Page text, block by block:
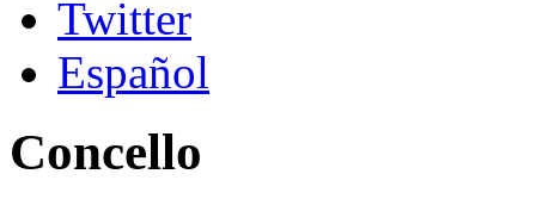
Español
Concello